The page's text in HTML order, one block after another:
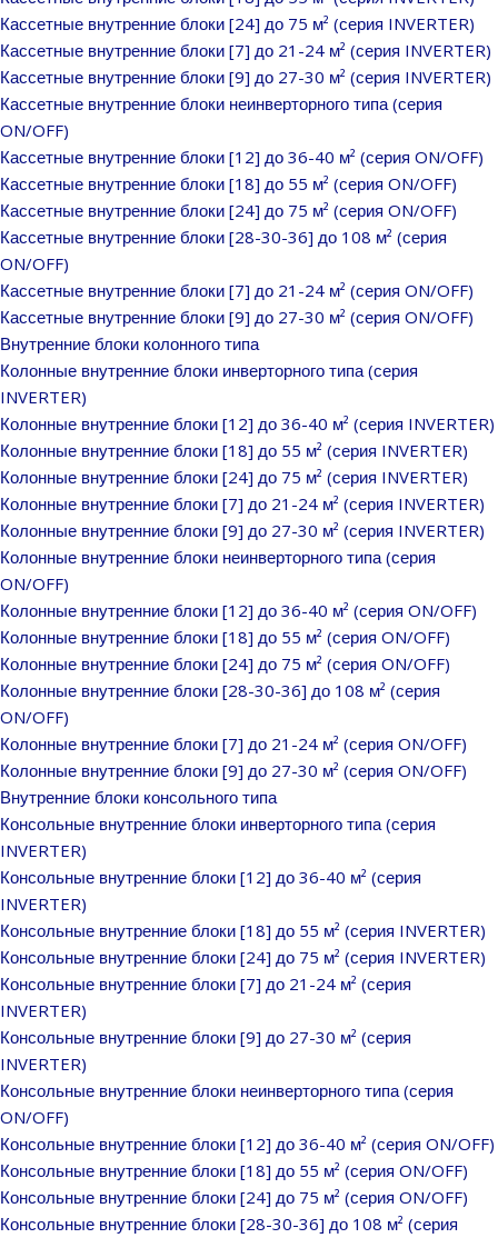
Кассетные внутренние блоки [24] до 75 м² (серия INVERTER)
Кассетные внутренние блоки [7] до 21-24 м² (серия INVERTER)
Кассетные внутренние блоки [9] до 27-30 м² (серия INVERTER)
Кассетные внутренние блоки неинверторного типа (серия
ON/OFF)
Кассетные внутренние блоки [12] до 36-40 м² (серия ON/OFF)
Кассетные внутренние блоки [18] до 55 м² (серия ON/OFF)
Кассетные внутренние блоки [24] до 75 м² (серия ON/OFF)
Кассетные внутренние блоки [28-30-36] до 108 м² (серия
ON/OFF)
Кассетные внутренние блоки [7] до 21-24 м² (серия ON/OFF)
Кассетные внутренние блоки [9] до 27-30 м² (серия ON/OFF)
Внутренние блоки колонного типа
Колонные внутренние блоки инверторного типа (серия
INVERTER)
Колонные внутренние блоки [12] до 36-40 м² (серия INVERTER)
Колонные внутренние блоки [18] до 55 м² (серия INVERTER)
Колонные внутренние блоки [24] до 75 м² (серия INVERTER)
Колонные внутренние блоки [7] до 21-24 м² (серия INVERTER)
Колонные внутренние блоки [9] до 27-30 м² (серия INVERTER)
Колонные внутренние блоки неинверторного типа (серия
ON/OFF)
Колонные внутренние блоки [12] до 36-40 м² (серия ON/OFF)
Колонные внутренние блоки [18] до 55 м² (серия ON/OFF)
Колонные внутренние блоки [24] до 75 м² (серия ON/OFF)
Колонные внутренние блоки [28-30-36] до 108 м² (серия
ON/OFF)
Колонные внутренние блоки [7] до 21-24 м² (серия ON/OFF)
Колонные внутренние блоки [9] до 27-30 м² (серия ON/OFF)
Внутренние блоки консольного типа
Консольные внутренние блоки инверторного типа (серия
INVERTER)
Консольные внутренние блоки [12] до 36-40 м² (серия
INVERTER)
Консольные внутренние блоки [18] до 55 м² (серия INVERTER)
Консольные внутренние блоки [24] до 75 м² (серия INVERTER)
Консольные внутренние блоки [7] до 21-24 м² (серия
INVERTER)
Консольные внутренние блоки [9] до 27-30 м² (серия
INVERTER)
Консольные внутренние блоки неинверторного типа (серия
ON/OFF)
Консольные внутренние блоки [12] до 36-40 м² (серия ON/OFF)
Консольные внутренние блоки [18] до 55 м² (серия ON/OFF)
Консольные внутренние блоки [24] до 75 м² (серия ON/OFF)
Консольные внутренние блоки [28-30-36] до 108 м² (серия